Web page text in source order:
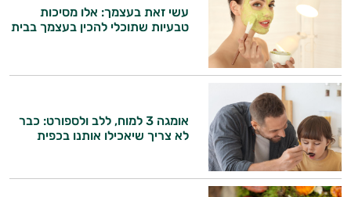
עשי זאת בעצמך: אלו מסיכות
טבעיות שתוכלי להכין בעצמך בבית
אומגה 3 למוח, ללב ולספורט: כבר
לא צריך שיאכילו אותנו בכפית
זה הזמן להתחיל. איך אוכל לעזור?